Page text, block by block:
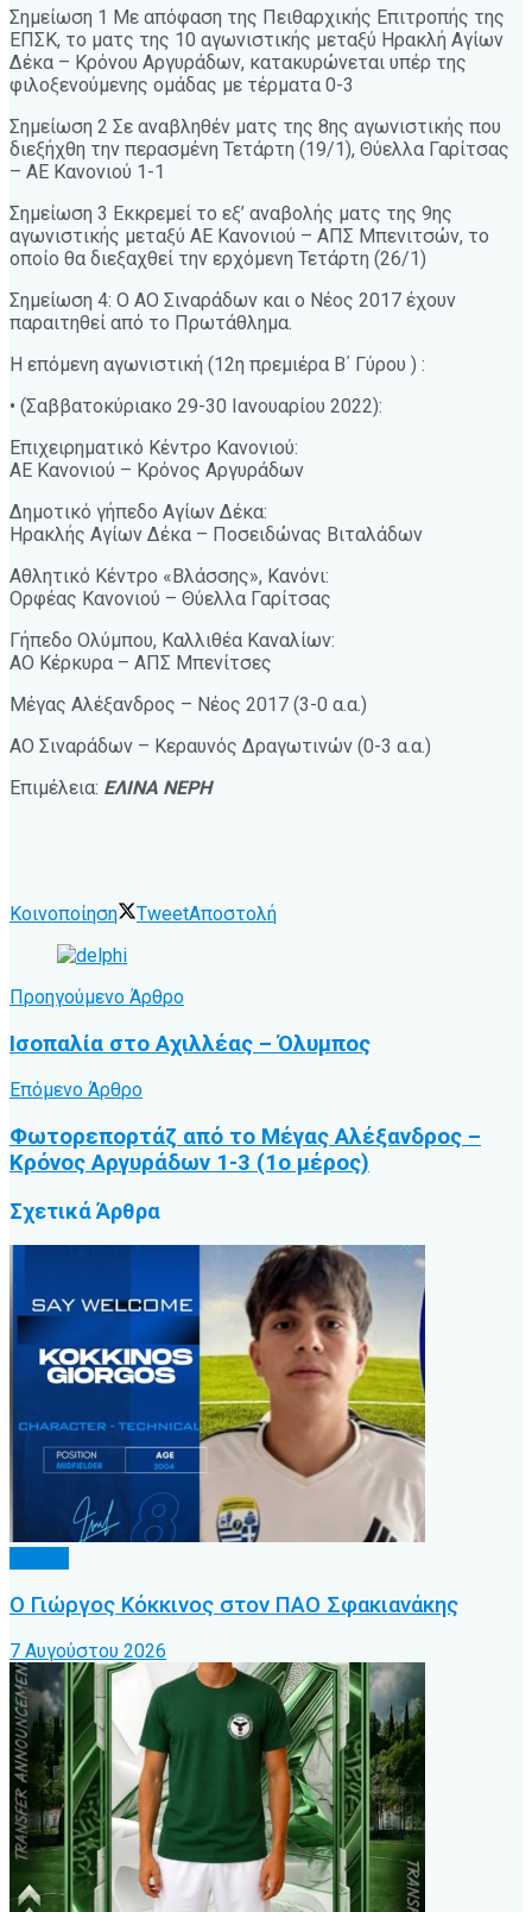
Σημείωση 1 Με απόφαση της Πειθαρχικής Επιτροπής της
ΕΠΣΚ, το ματς της 10 αγωνιστικής μεταξύ Ηρακλή Αγίων
Δέκα – Κρόνου Αργυράδων, κατακυρώνεται υπέρ της
φιλοξενούμενης ομάδας με τέρματα 0-3
Σημείωση 2 Σε αναβληθέν ματς της 8ης αγωνιστικής που
διεξήχθη την περασμένη Τετάρτη (19/1), Θύελλα Γαρίτσας
– ΑΕ Κανονιού 1-1
Σημείωση 3 Εκκρεμεί το εξ’ αναβολής ματς της 9ης
αγωνιστικής μεταξύ ΑΕ Κανονιού – ΑΠΣ Μπενιτσών, το
οποίο θα διεξαχθεί την ερχόμενη Τετάρτη (26/1)
Σημείωση 4: Ο ΑΟ Σιναράδων και ο Νέος 2017 έχουν
παραιτηθεί από το Πρωτάθλημα.
Η επόμενη αγωνιστική (12η πρεμιέρα Β΄ Γύρου ) :
• (Σαββατοκύριακο 29-30 Ιανουαρίου 2022):
Επιχειρηματικό Κέντρο Κανονιού:
ΑΕ Κανονιού – Κρόνος Αργυράδων
Δημοτικό γήπεδο Αγίων Δέκα:
Ηρακλής Αγίων Δέκα – Ποσειδώνας Βιταλάδων
Αθλητικό Κέντρο «Βλάσσης», Κανόνι:
Ορφέας Κανονιού – Θύελλα Γαρίτσας
Γήπεδο Ολύμπου, Καλλιθέα Καναλίων:
ΑΟ Κέρκυρα – ΑΠΣ Μπενίτσες
Μέγας Αλέξανδρος – Νέος 2017 (3-0 α.α.)
ΑΟ Σιναράδων – Κεραυνός Δραγωτινών (0-3 α.α.)
Επιμέλεια: ΕΛΙΝΑ ΝΕΡΗ
Κοινοποίηση TweetΑποστολή
Προηγούμενο Άρθρο
Ισοπαλία στο Αχιλλέας – Όλυμπος
Επόμενο Άρθρο
Φωτορεπορτάζ από το Μέγας Αλέξανδρος –
Κρόνος Αργυράδων 1-3 (1ο μέρος)
ΣχετικάΆρθρα
Ο Γιώργος Κόκκινος στον ΠΑΟ Σφακιανάκης
7 Αυγούστου 2026